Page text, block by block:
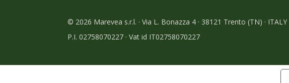
© 2026 Marevea s.r.l. · Via L. Bonazza 4 · 38121 Trento (TN) · ITALY
P.I. 02758070227 · Vat id IT02758070227